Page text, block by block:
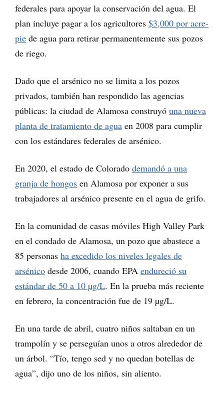
federales para apoyar la conservación del agua. El
plan incluye pagar a los agricultores $3,000 por acre-
pie de agua para retirar permanentemente sus pozos
de riego.
Dado que el arsénico no se limita a los pozos
privados, también han respondido las agencias
públicas: la ciudad de Alamosa construyó una nueva
planta de tratamiento de agua en 2008 para cumplir
con los estándares federales de arsénico.
En 2020, el estado de Colorado demandó a una
granja de hongos en Alamosa por exponer a sus
trabajadores al arsénico presente en el agua de grifo.
En la comunidad de casas móviles High Valley Park
en el condado de Alamosa, un pozo que abastece a
85 personas ha excedido los niveles legales de
arsénico desde 2006, cuando EPA endureció su
estándar de 50 a 10 µg/L. En la prueba más reciente
en febrero, la concentración fue de 19 µg/L.
En una tarde de abril, cuatro niños saltaban en un
trampolín y se perseguían unos a otros alrededor de
un árbol. “Tío, tengo sed y no quedan botellas de
agua”, dijo uno de los niños, sin aliento.